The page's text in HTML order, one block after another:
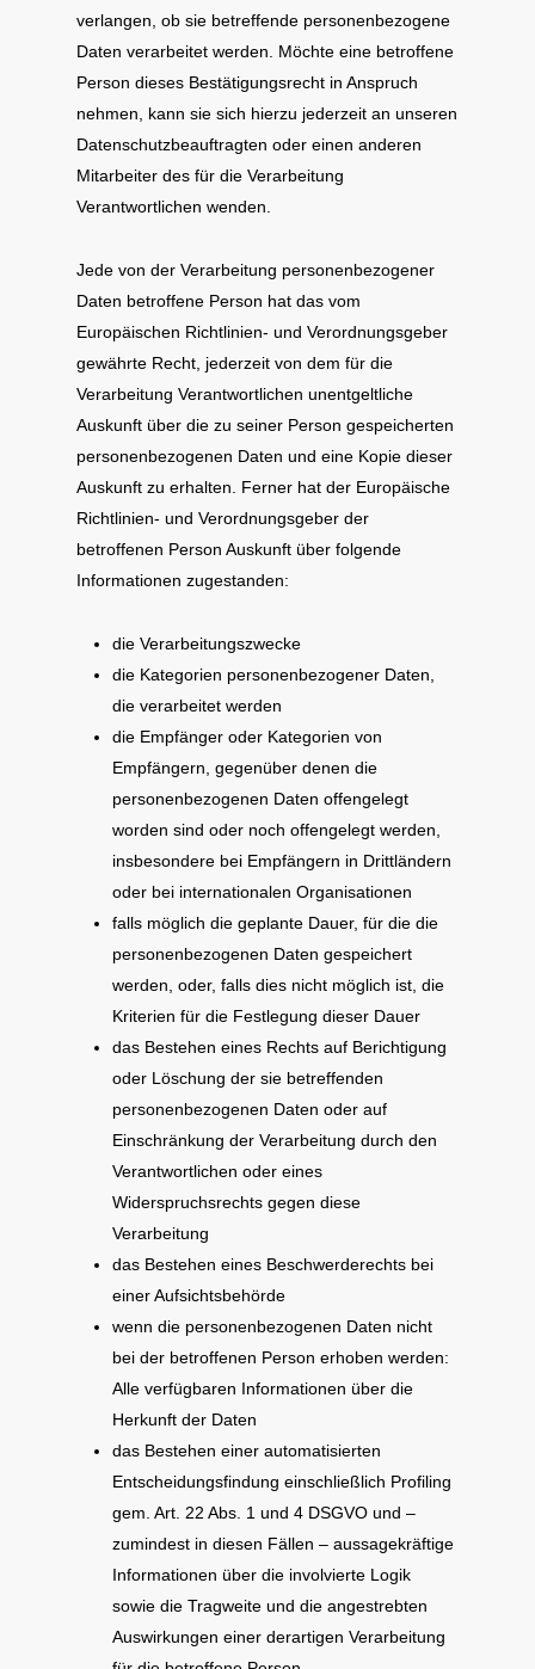
verlangen, ob sie betreffende personenbezogene
Daten verarbeitet werden. Möchte eine betroffene
Person dieses Bestätigungsrecht in Anspruch
nehmen, kann sie sich hierzu jederzeit an unseren
Datenschutzbeauftragten oder einen anderen
Mitarbeiter des für die Verarbeitung
Verantwortlichen wenden.
Jede von der Verarbeitung personenbezogener
Daten betroffene Person hat das vom
Europäischen Richtlinien- und Verordnungsgeber
gewährte Recht, jederzeit von dem für die
Verarbeitung Verantwortlichen unentgeltliche
Auskunft über die zu seiner Person gespeicherten
personenbezogenen Daten und eine Kopie dieser
Auskunft zu erhalten. Ferner hat der Europäische
Richtlinien- und Verordnungsgeber der
betroffenen Person Auskunft über folgende
Informationen zugestanden:
die Verarbeitungszwecke
die Kategorien personenbezogener Daten,
die verarbeitet werden
die Empfänger oder Kategorien von
Empfängern, gegenüber denen die
personenbezogenen Daten offengelegt
worden sind oder noch offengelegt werden,
insbesondere bei Empfängern in Drittländern
oder bei internationalen Organisationen
falls möglich die geplante Dauer, für die die
personenbezogenen Daten gespeichert
werden, oder, falls dies nicht möglich ist, die
Kriterien für die Festlegung dieser Dauer
das Bestehen eines Rechts auf Berichtigung
oder Löschung der sie betreffenden
personenbezogenen Daten oder auf
Einschränkung der Verarbeitung durch den
Verantwortlichen oder eines
Widerspruchsrechts gegen diese
Verarbeitung
das Bestehen eines Beschwerderechts bei
einer Aufsichtsbehörde
wenn die personenbezogenen Daten nicht
bei der betroffenen Person erhoben werden:
Alle verfügbaren Informationen über die
Herkunft der Daten
das Bestehen einer automatisierten
Entscheidungsfindung einschließlich Profiling
gem. Art. 22 Abs. 1 und 4 DSGVO und –
zumindest in diesen Fällen – aussagekräftige
Informationen über die involvierte Logik
sowie die Tragweite und die angestrebten
Auswirkungen einer derartigen Verarbeitung